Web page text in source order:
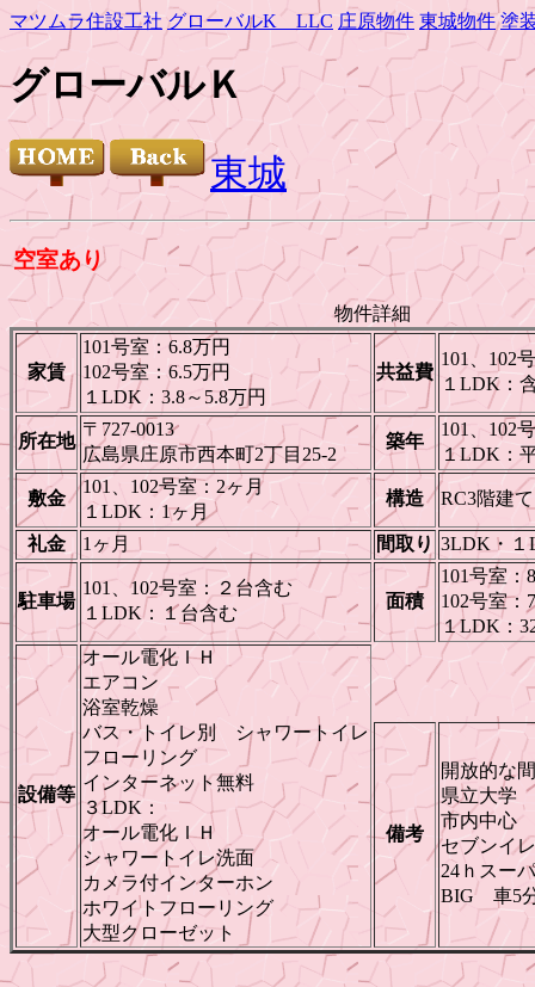
マツムラ住設工社 グローバルK LLC 庄原物件 東城物件 塗
グローバルＫ
東城
空室あり
物件詳細
家賃
101号室：6.8万円
102号室：6.5万円
１LDK：3.8～5.8万円
共益費
101、102
１LDK：
所在地
〒727-0013
広島県庄原市西本町2丁目25-2
築年
101、102
１LDK：
敷金
101、102号室：2ヶ月
１LDK：1ヶ月
構造 RC3階建て
礼金 1ヶ月 間取り 3LDK・１
駐車場
101、102号室：２台含む
１LDK：１台含む
面積
101号室：
102号室：
１LDK：
設備等
オール電化ＩＨ
エアコン
浴室乾燥
バス・トイレ別 シャワートイレ
フローリング
インターネット無料
３LDK：
オール電化ＩＨ
シャワートイレ洗面
カメラ付インターホン
ホワイトフローリング
大型クローゼット
備考
開放的な
県立大学
市内中心
セブンイ
24ｈスー
BIG 車5